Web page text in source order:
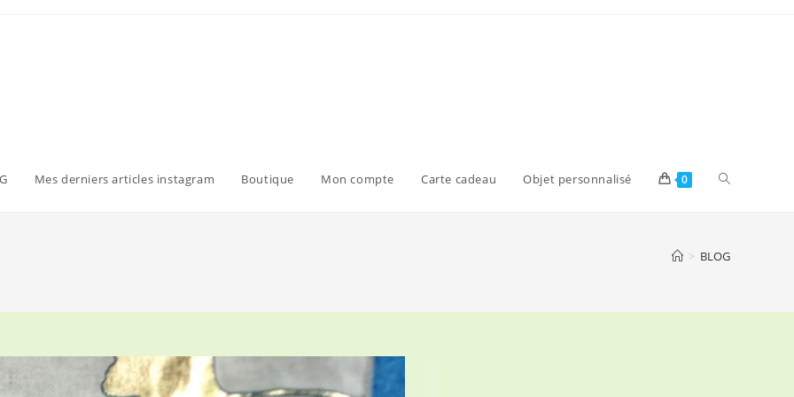
Mes derniers articles instagram Boutique Mon compte Carte cadeau Objet personnalisé 0 Toggle
search
> BLOG